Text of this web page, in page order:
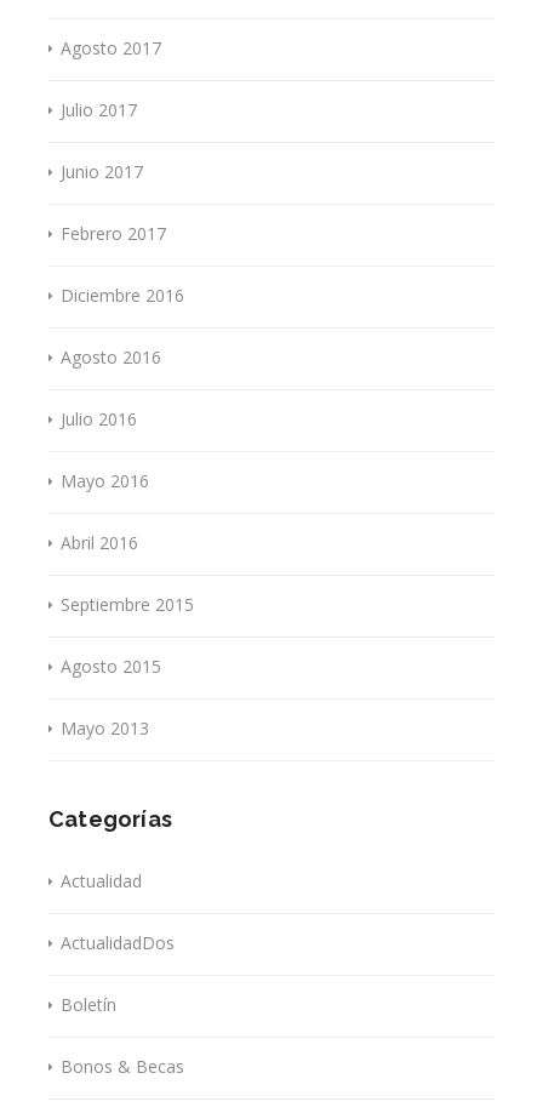
Agosto 2017
Julio 2017
Junio 2017
Febrero 2017
Diciembre 2016
Agosto 2016
Julio 2016
Mayo 2016
Abril 2016
Septiembre 2015
Agosto 2015
Mayo 2013
Categorías
Actualidad
ActualidadDos
Boletín
Bonos & Becas